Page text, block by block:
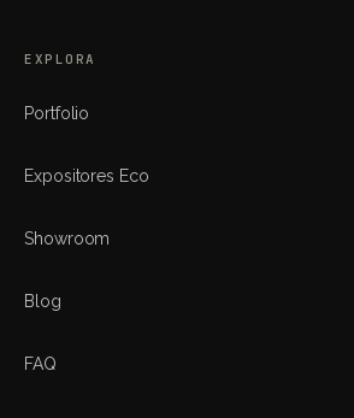
EXPLORA
Portfolio
Expositores Eco
Showroom
Blog
FAQ